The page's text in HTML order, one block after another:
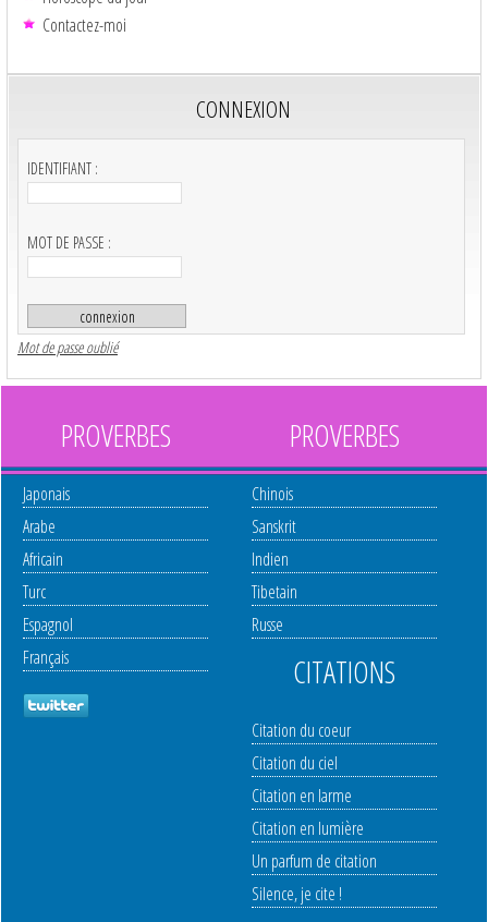
Contactez-moi
CONNEXION
IDENTIFIANT :
MOT DE PASSE :
Mot de passe oublié
PROVERBES
Japonais
Arabe
Africain
Turc
Espagnol
Français
PROVERBES
Chinois
Sanskrit
Indien
Tibetain
Russe
CITATIONS
Citation du coeur
Citation du ciel
Citation en larme
Citation en lumière
Un parfum de citation
Silence, je cite !